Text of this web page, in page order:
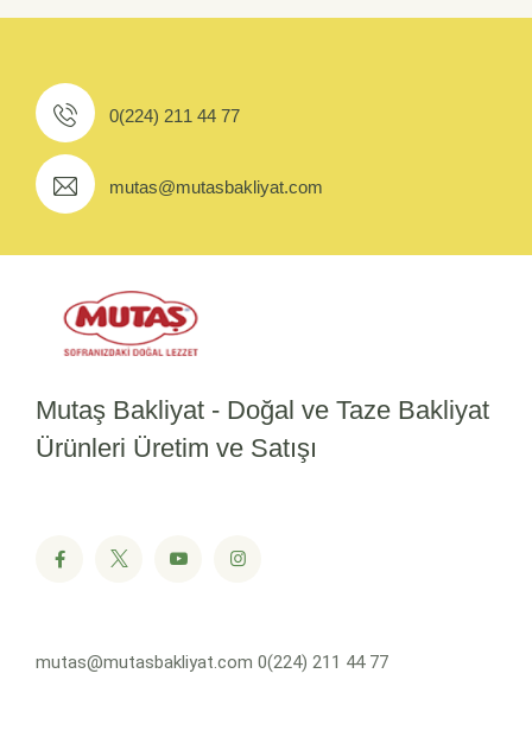
0(224) 211 44 77
mutas@mutasbakliyat.com
Mutaş Bakliyat - Doğal ve Taze Bakliyat
Ürünleri Üretim ve Satışı
mutas@mutasbakliyat.com 0(224) 211 44 77